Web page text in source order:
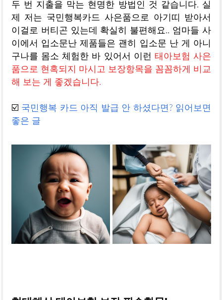
두 번 지출을 막는 현명한 방법인 것 같습니다. 실
제 저는 국민행복카드 사은품으로 아기띠 받아서
이걸로 버티곤 있는데 확실히 불편해요.. 엄마들 사
이에서 입소문난 제품들은 괜히 입소문 난 게 아니
구나를 몸소 체험한 바 있어서 이런 태아보험 사은
품으로 현혹되지 마시고 보장항목을 꼼꼼하게 비교
해 보는 게 좋겠습니다.
☑️ 국민행복 카드 아직 발급 안 하셨다면? 읽어보면
좋은 글